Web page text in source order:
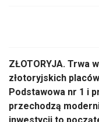
ZŁOTORYJA. Trwa
złotoryjskich plac
Podstawowa nr 1 i
przechodzą